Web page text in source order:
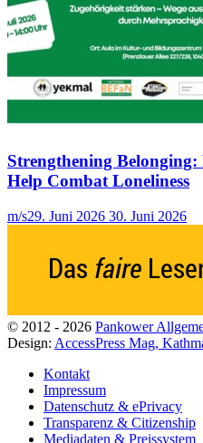
Strengthening
Help Combat Loneliness
m/s29. Juni 2026 30. Juni 2026
© 2012 - 2026 Pankower
Design: AccessPress Mag,
Kontakt
Impressum
Datenschutz & ePrivacy
Transparenz & Citizenship
Mediadaten & Preissystem